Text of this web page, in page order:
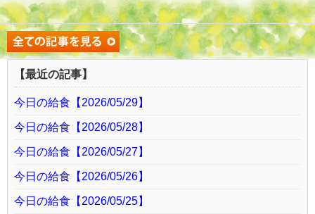
【最近の記事】
今日の給食【2026/05/29】
今日の給食【2026/05/28】
今日の給食【2026/05/27】
今日の給食【2026/05/26】
今日の給食【2026/05/25】